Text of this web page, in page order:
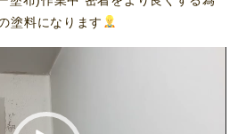
塗料になります